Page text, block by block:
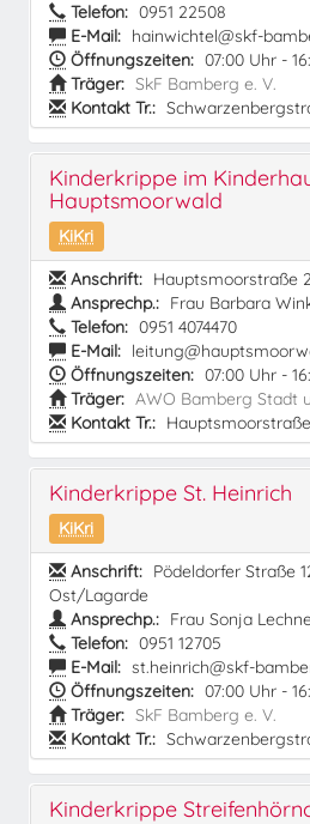
Telefon: 0951 22508
E-Mail: hainwichtel@skf-
Öffnungszeiten: 07:00 Uhr -
Träger: SkF Bamberg e. V.
Kontakt Tr.:
Kinderkrippe im
Hauptsmoorwald
KiKri
Anschrift: Hauptsmoorstraße
Ansprechp.: Frau Barbara
Telefon: 0951 4074470
E-Mail:
Öffnungszeiten: 07:00 Uhr -
Träger: AWO Bamberg Stadt
Kontakt Tr.:
Kinderkrippe St. Heinrich
KiKri
Anschrift: Pödeldorfer Straße
Ost/Lagarde
Ansprechp.: Frau Sonja
Telefon: 0951 12705
E-Mail: st.heinrich@skf-
Öffnungszeiten: 07:00 Uhr -
Träger: SkF Bamberg e. V.
Kontakt Tr.:
Kinderkrippe